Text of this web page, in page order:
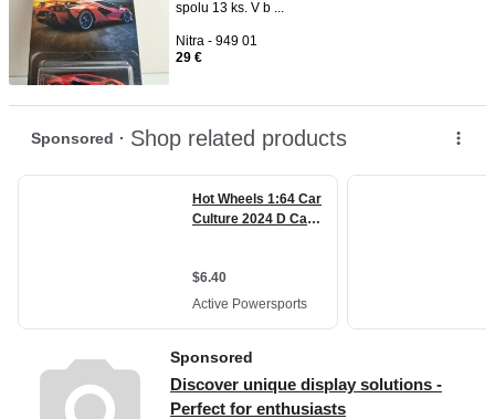
spolu 13 ks. V b ...
Nitra - 949 01
29 €